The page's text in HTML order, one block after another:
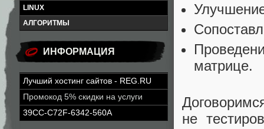
LINUX
АЛГОРИТМЫ
ИНФОРМАЦИЯ
Лучший хостинг сайтов - REG.RU
Промокод 5% скидки на услуги
39CC-C72F-6342-560A
матрице.
не